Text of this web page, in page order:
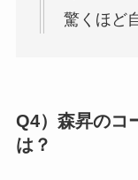
驚くほど
Q4）森昇のコ
は？